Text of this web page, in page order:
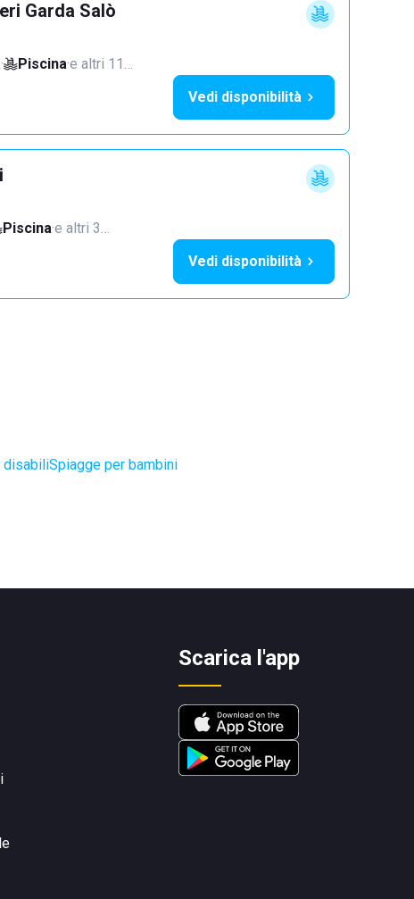
Garda Salò
· Piscina·e altri 11…
Vedi disponibilità
Piscina·e altri 3…
Vedi disponibilità
disabiliSpiagge per bambini
Scarica l'app